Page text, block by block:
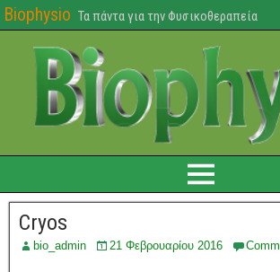
Biophysio Τα πάντα για την Φυσικοθεραπεία
Cryos
bio_admin 21 Φεβρουαρίου 2016